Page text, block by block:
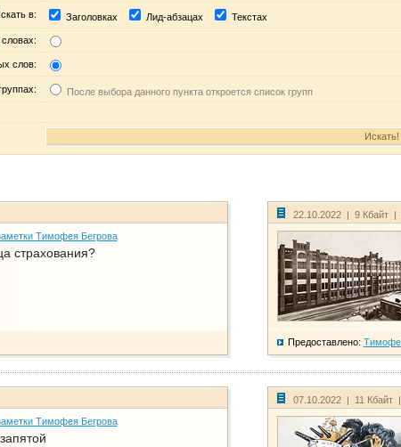
в: Заголовках Лид-абзацах Текстах
слов:
После выбора данного пункта откроется список групп
Тимофея Бегрова
страхования?
22.10.2022 | 9 Кбайт |
Предоставлено:
Тимофея Бегрова
07.10.2022 | 11 Кбайт